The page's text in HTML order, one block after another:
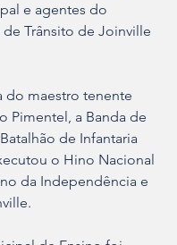
e agentes do
Trânsito de Joinville
do maestro tenente
Pimentel, a Banda de
de Infantaria
o Hino Nacional
da Independência e